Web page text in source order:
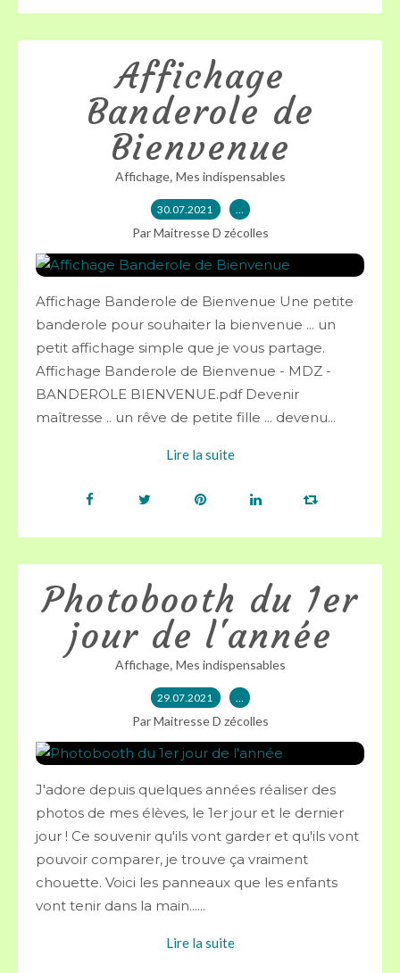
Affichage
Banderole de
Bienvenue
Affichage, Mes indispensables
30.07.2021 …
Par Maitresse D zécolles
Affichage Banderole de Bienvenue Une petite
banderole pour souhaiter la bienvenue ... un
petit affichage simple que je vous partage.
Affichage Banderole de Bienvenue - MDZ -
BANDEROLE BIENVENUE.pdf Devenir
maîtresse .. un rêve de petite fille ... devenu...
Lire la suite
Photobooth du 1er
jour de l'année
Affichage, Mes indispensables
29.07.2021 …
Par Maitresse D zécolles
J'adore depuis quelques années réaliser des
photos de mes élèves, le 1er jour et le dernier
jour ! Ce souvenir qu'ils vont garder et qu'ils vont
pouvoir comparer, je trouve ça vraiment
chouette. Voici les panneaux que les enfants
vont tenir dans la main......
Lire la suite